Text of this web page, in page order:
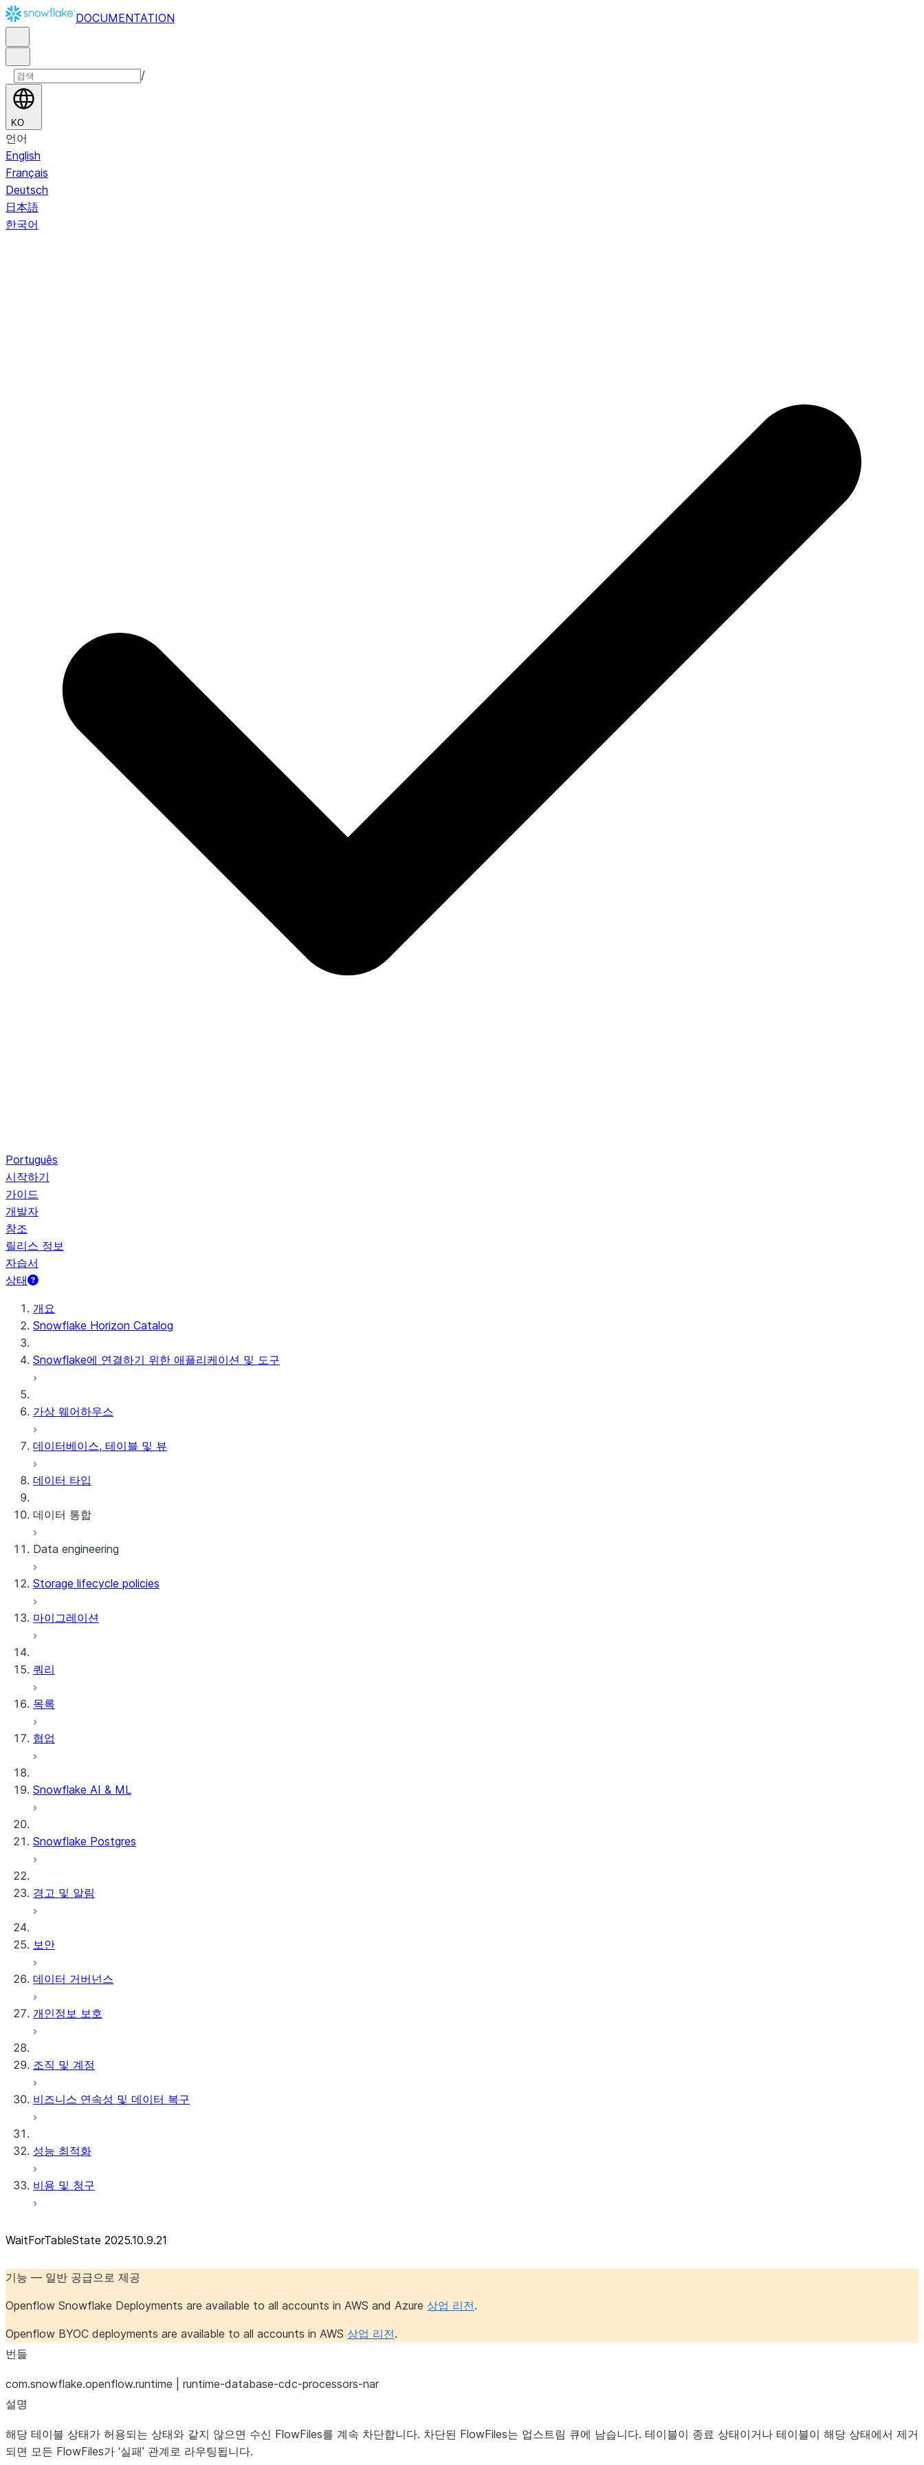
DOCUMENTATION
/
KO
언어
English
Français
Deutsch
日本語
한국어
Português
시작하기
가이드
개발자
참조
릴리스 정보
자습서
상태
개요
Snowflake Horizon Catalog
Snowflake에 연결하기 위한 애플리케이션 및 도구
가상 웨어하우스
데이터베이스, 테이블 및 뷰
데이터 타입
데이터 통합
Snowflake Openflow
Apache Iceberg™
Apache Iceberg™ 테이블
Data engineering
데이터 로딩
동적 테이블
Storage lifecycle policies
마이그레이션
쿼리
목록
협업
Snowflake AI & ML
Snowflake Postgres
경고 및 알림
보안
데이터 거버넌스
개인정보 보호
조직 및 계정
비즈니스 연속성 및 데이터 복구
성능 최적화
비용 및 청구
WaitForTableState 2025.10.9.21
기능 — 일반 공급으로 제공
Openflow Snowflake Deployments are available to all accounts in AWS and Azure 상업 리전.
Openflow BYOC deployments are available to all accounts in AWS 상업 리전.
번들
com.snowflake.openflow.runtime | runtime-database-cdc-processors-nar
설명
해당 테이블 상태가 허용되는 상태와 같지 않으면 수신 FlowFiles를 계속 차단합니다. 차단된 FlowFiles는 업스트림 큐에 남습니다. 테이블이 종료 상태이거나 테이블이 해당 상태에서 제거
되면 모든 FlowFiles가 ‘실패’ 관계로 라우팅됩니다.